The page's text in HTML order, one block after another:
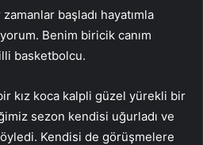
başladı hayatımla
Benim biricik canım
basketbolcu.
kız koca kalpli güzel yürekli bir
sezon kendisi uğurladı ve
Kendisi de görüşmelere